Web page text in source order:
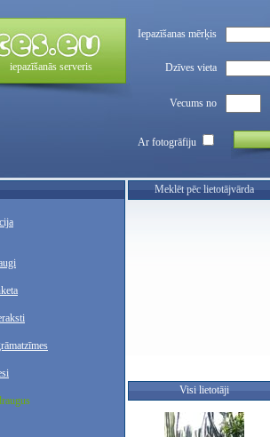
iepazīšanās serveris
Iepazīšanas mērķis
Dzīves vieta
Vecums no
Ar fotogrāfiju
Meklēt pēc lietotājvārda
Visi lietotāji